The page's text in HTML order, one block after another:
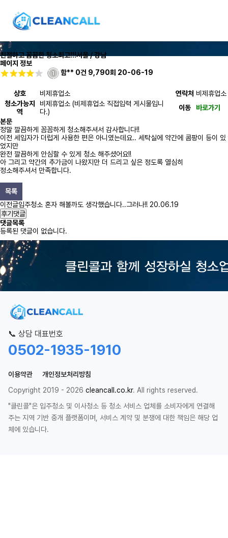
친절하고 꼼꼼한 청소최고!!!서울 / 강남
페이지 정보
함** 0건 9,790회 20-06-19
상호 비제휴업소 연락처 비제휴업소
청소가능지
역
비제휴업소 (비제휴업소 직접입력 게시물입니
다.)
이동
바로가기
본문
정말 깔끔하게 꼼꼼하게 청소해주셔서 감사합니다!!
이전 세입자가 더럽게 사용한 편은 아니였는데요.. 세탁실에 약간에 콤팡이 등이 있
었지만
완전 깔끔하게 안심할 수 있게 청소 해주셨어요!!
아 그리고 약간의 추가금이 나왔지만 더 드리고 싶은 정도록 열심히
정소해주셔서 만족합니다.
목록
이전글입주청소 혼자 해볼까도 생각했습니다..그러나!! 20.06.19
후기댓글
댓글목록
등록된 댓글이 없습니다.
📞 상담 대표번호
0502-1935-1910
이용약관
개인정보처리방침
Copyright 2019 - 2026 cleancall.co.kr. All rights reserved.
"클린콜"은 입주청소 및 이사청소 등 청소 서비스 업체를 소비자에게 연결해
주는 지역 기반 중개 플랫폼이며, 서비스 계약 및 분쟁에 대한 책임은 해당 업
체에 있습니다.